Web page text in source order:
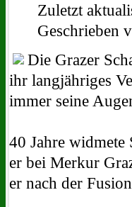
Zuletzt
Geschrieben
Die Grazer
ihr langjähriges
immer seine
40 Jahre widmete
er bei Merkur
er nach der